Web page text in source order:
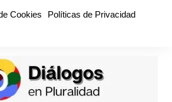
Cookies Políticas de Privacidad